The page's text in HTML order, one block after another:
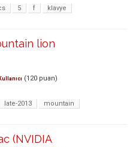
5 f
klavye
lion
(120 puan)
late-2013
mountain
(NVIDIA